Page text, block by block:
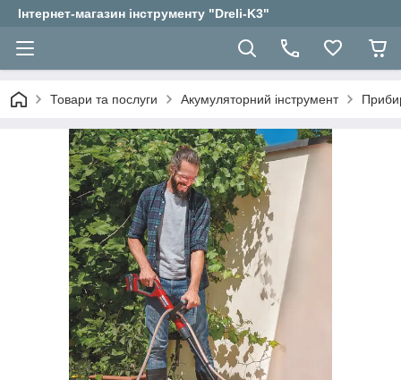
Інтернет-магазин інструменту "Dreli-K3"
Товари та послуги Акумуляторний інструмент